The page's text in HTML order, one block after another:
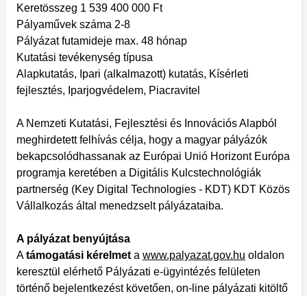
Keretösszeg 1 539 400 000 Ft
Pályaművek száma 2-8
Pályázat futamideje max. 48 hónap
Kutatási tevékenység típusa
Alapkutatás, Ipari (alkalmazott) kutatás, Kísérleti
fejlesztés, Iparjogvédelem, Piacravitel
A Nemzeti Kutatási, Fejlesztési és Innovációs Alapból
meghirdetett felhívás célja, hogy a magyar pályázók
bekapcsolódhassanak az Európai Unió Horizont Európa
programja keretében a Digitális Kulcstechnológiák
partnerség (Key Digital Technologies - KDT) KDT Közös
Vállalkozás által menedzselt pályázataiba.
A pályázat benyújtása
Atámogatási kérelmet a www.palyazat.gov.hu oldalon
keresztül elérhető Pályázati e-ügyintézés felületen
történő bejelentkezést követően, on-line pályázati kitöltő